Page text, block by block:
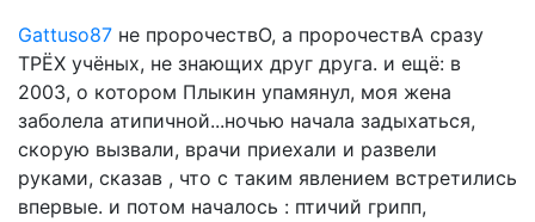
Gattuso87 не пророчествО, а пророчествА сразу
ТРЁХ учёных, не знающих друг друга. и ещё: в
2003, о котором Плыкин упамянул, моя жена
заболела атипичной...ночью начала задыхаться,
скорую вызвали, врачи приехали и развели
руками, сказав , что с таким явлением встретились
впервые. и потом началось : птичий грипп,